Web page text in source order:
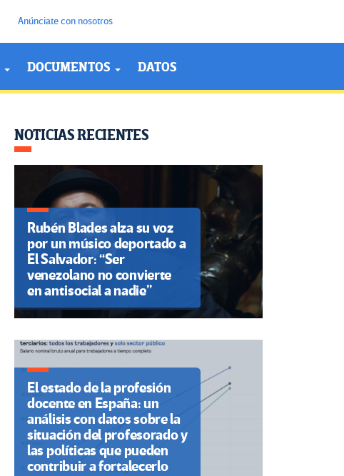
Anúnciate con nosotros
DOCUMENTOS DATOS
NOTICIAS RECIENTES
Rubén Blades alza su voz
por un músico deportado a
El Salvador: “Ser
venezolano no convierte
en antisocial a nadie”
El estado de la profesión
docente en España: un
análisis con datos sobre la
situación del profesorado y
las políticas que pueden
contribuir a fortalecerlo